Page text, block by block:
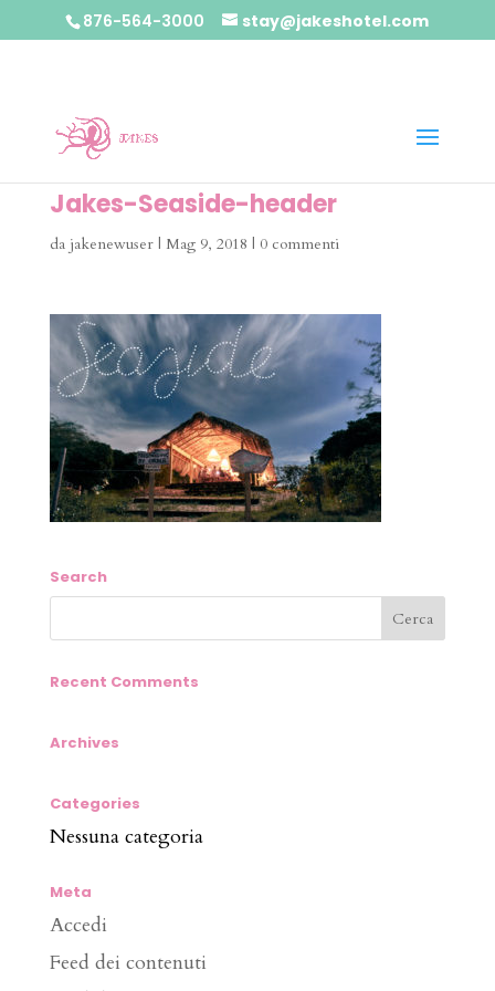
876-564-3000 stay@jakeshotel.com
Jakes-Seaside-header
da jakenewuser| Mag 9, 2018 | 0 commenti
Search
Recent Comments
Archives
Categories
Nessuna categoria
Meta
Accedi
Feed dei contenuti